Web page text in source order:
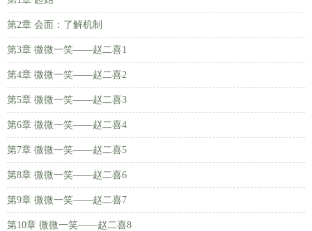
第2章 会面：了解机制
第3章 微微一笑——赵二喜1
第4章 微微一笑——赵二喜2
第5章 微微一笑——赵二喜3
第6章 微微一笑——赵二喜4
第7章 微微一笑——赵二喜5
第8章 微微一笑——赵二喜6
第9章 微微一笑——赵二喜7
第10章 微微一笑——赵二喜8